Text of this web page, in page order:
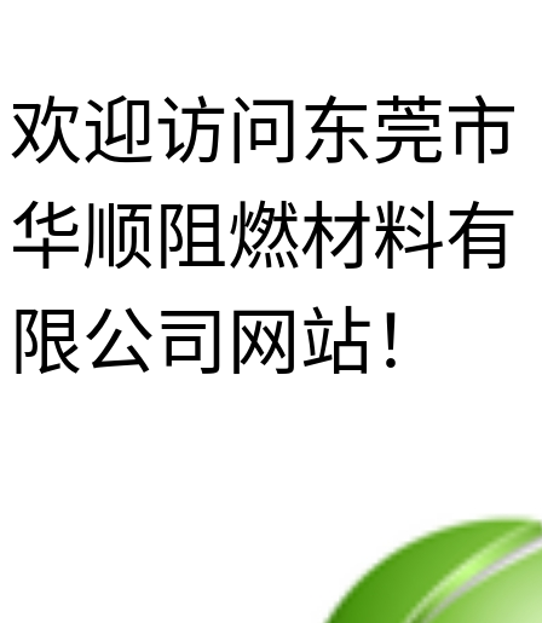
欢迎访问东莞市
华顺阻燃材料有
限公司网站！
防玻纤外露
增韧相熔剂
无尘功能碳